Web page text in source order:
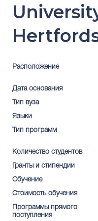
Расположение
Дата основания
Тип вуза
Языки
Тип программ
Количество студентов
Гранты и стипендии
Обучение
Стоимость обучения
Программы прямого
поступления